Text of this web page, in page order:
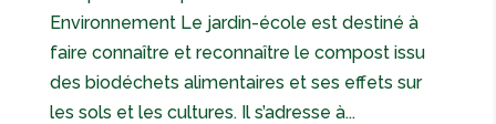
Environnement Le jardin-école est destiné à
faire connaître et reconnaître le compost issu
des biodéchets alimentaires et ses effets sur
les sols et les cultures. Il s’adresse à...